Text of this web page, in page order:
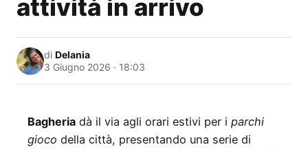
attività in arrivo
di Delania
3 Giugno 2026 · 18:03
Bagheria dà il via agli orari estivi per i parchi
gioco della città, presentando una serie di